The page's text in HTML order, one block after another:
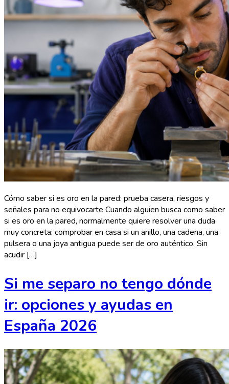
Cómo saber si es oro en la pared: prueba casera, riesgos y
señales para no equivocarte Cuando alguien busca como saber
si es oro en la pared, normalmente quiere resolver una duda
muy concreta: comprobar en casa si un anillo, una cadena, una
pulsera o una joya antigua puede ser de oro auténtico. Sin
acudir […]
Si me separo no tengo dónde
ir: opciones y ayudas en
España 2026